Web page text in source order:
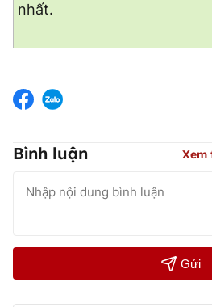
nhất.
Bình luận Xem
Gửi